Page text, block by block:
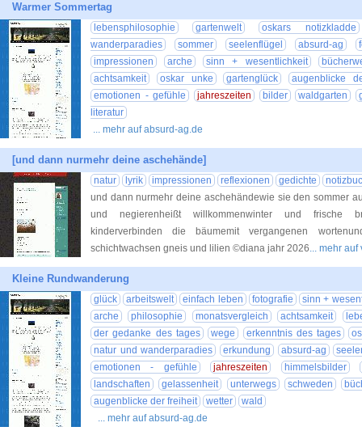
Warmer Sommertag
lebensphilosophie gartenwelt
oskars notizkladde
wanderparadies
sommer seelenflügel absurd-ag
impressionen
arche sinn + wesentlichkeit
achtsamkeit
oskar unke gartenglück
augenblicke
emotionen - gefühle
jahreszeiten bilder waldgarten
literatur
... mehr auf absurd-ag.de
[und dann nurmehr deine aschehände]
natur lyrik impressionen reflexionen gedichte
und dann nurmehr deine aschehändewie sie den sommer
und negierenheißt willkommenwinter und frische
kinderverbinden die bäumemit vergangenen
schichtwachsen gneis und lilien ©diana jahr 2026... mehr
Kleine Rundwanderung
glück arbeitswelt einfach leben fotografie
sinn +
arche
philosophie monatsvergleich achtsamkeit
der gedanke des tages
wege erkenntnis des tages
natur und wanderparadies
erkundung absurd-ag
emotionen - gefühle
jahreszeiten
himmelsbilder
landschaften
gelassenheit unterwegs schweden
augenblicke der freiheit
wetter
wald
... mehr auf absurd-ag.de